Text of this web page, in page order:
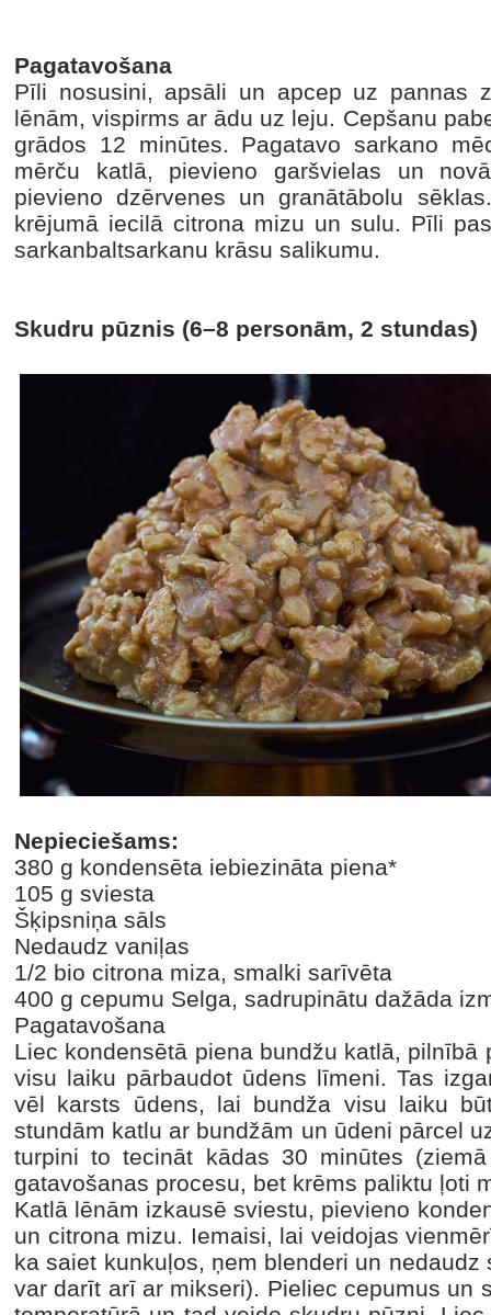
Pagatavošana
Pīli nosusini, apsāli un apcep uz pannas
lēnām, vispirms ar ādu uz leju. Cepšanu
grādos 12 minūtes. Pagatavo sarkano
mērču katlā, pievieno garšvielas un
pievieno dzērvenes un granātābolu
krējumā iecilā citrona mizu un sulu. Pīli
sarkanbaltsarkanu krāsu salikumu.
Skudru pūznis (6–8 personām, 2 stundas)
Nepieciešams:
380 g kondensēta iebiezināta piena*
105 g sviesta
Šķipsniņa sāls
Nedaudz vaniļas
1/2 bio citrona miza, smalki sarīvēta
400 g cepumu Selga, sadrupinātu dažāda
Pagatavošana
Liec kondensētā piena bundžu katlā,
visu laiku pārbaudot ūdens līmeni. Tas
vēl karsts ūdens, lai bundža visu laiku
stundām katlu ar bundžām un ūdeni pārcel
turpini to tecināt kādas 30 minūtes
gatavošanas procesu, bet krēms paliktu ļoti
Katlā lēnām izkausē sviestu, pievieno
un citrona mizu. Iemaisi, lai veidojas
ka saiet kunkuļos, ņem blenderi un
var darīt arī ar mikseri). Pieliec cepumus un